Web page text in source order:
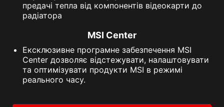
предачі тепла від компонентів відеокарти до
радіатора
MSI Center
Ексклюзивне програмне забезпечення MSI
Center дозволяє відстежувати, налаштовувати
та оптимізувати продукти MSI в режимі
реального часу.